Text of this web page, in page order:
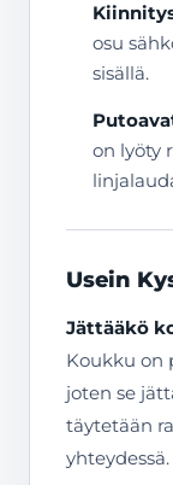
osu
sisällä.
on lyöty
Usein
Jättääkö
Koukku on
joten se
täytetään
yhteydessä.